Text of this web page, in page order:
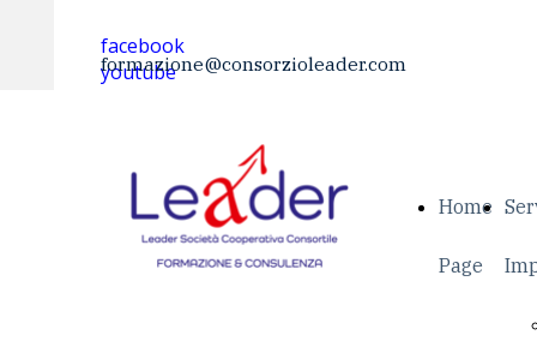
facebook
youtube
formazione@consorzioleader.com
Home
Page